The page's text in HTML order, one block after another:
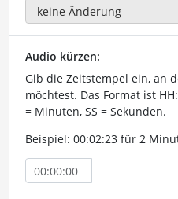
Audio kürzen:
Gib die Zeitstempel ein, an
möchtest. Das Format ist
= Minuten, SS = Sekunden.
Beispiel: 00:02:23 für 2